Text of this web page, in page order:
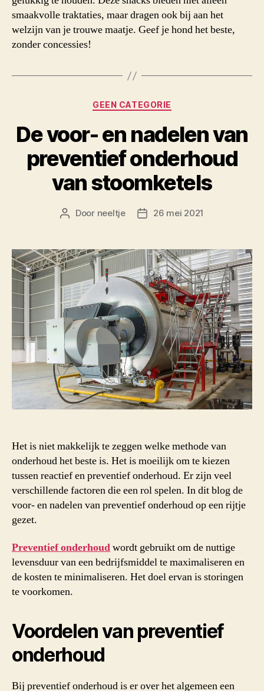
smaakvolle traktaties, maar dragen ook bij aan het
welzijn van je trouwe maatje. Geef je hond het beste,
zonder concessies!
Categorieën
GEEN CATEGORIE
De voor- en nadelen van
preventief onderhoud
van stoomketels
Berichtauteur
Door neeltje Berichtdatum
26 mei 2021
Het is niet makkelijk te zeggen welke methode van
onderhoud het beste is. Het is moeilijk om te kiezen
tussen reactief en preventief onderhoud. Er zijn veel
verschillende factoren die een rol spelen. In dit blog de
voor- en nadelen van preventief onderhoud op een rijtje
gezet.
Preventief onderhoudwordt gebruikt om de nuttige
levensduur van een bedrijfsmiddel te maximaliseren en
de kosten te minimaliseren. Het doel ervan is storingen
te voorkomen.
Voordelen van preventief
onderhoud
Bij preventief onderhoud is er over het algemeen een